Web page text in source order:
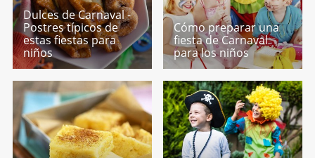
Dulces de Carnaval -
Postres típicos de
estas fiestas para
niños
Cómo preparar una
fiesta de Carnaval
para los niños